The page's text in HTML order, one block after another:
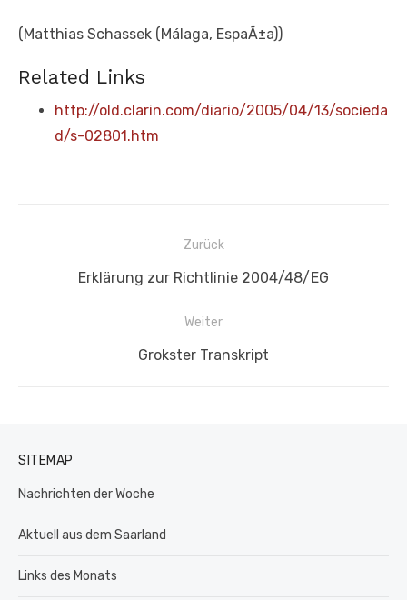
(Matthias Schassek (Málaga, EspaÃ±a))
Related Links
http://old.clarin.com/diario/2005/04/13/socieda
d/s-02801.htm
Beitragsnavigation
Zurück
Vorheriger
Erklärung zur Richtlinie 2004/48/EG
Weiter
Nächster
Grokster Transkript
SITEMAP
Nachrichten der Woche
Aktuell aus dem Saarland
Links des Monats